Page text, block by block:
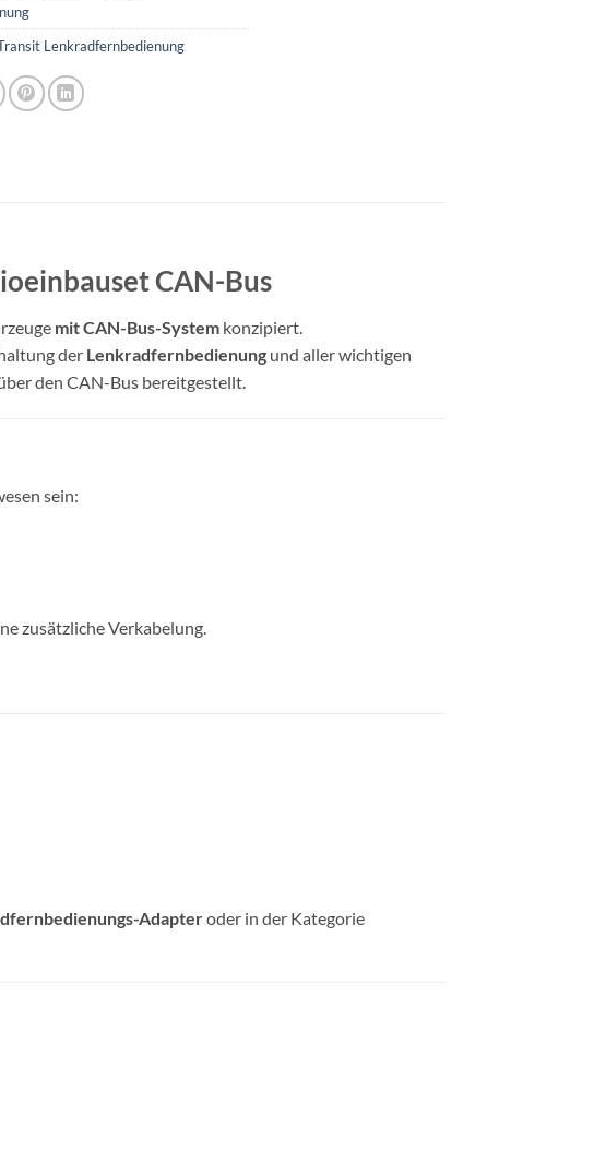
Lenkradfernbedienung
CAN-Bus
mit CAN-Bus-System konzipiert.
der Lenkradfernbedienung und aller wichtigen
den CAN-Bus bereitgestellt.
sein:
zusätzliche Verkabelung.
Adapteroder in der Kategorie